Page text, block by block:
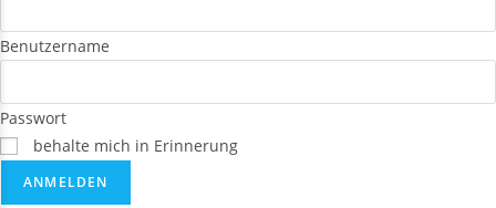
Benutzername
Passwort
behalte mich in Erinnerung
ANMELDEN